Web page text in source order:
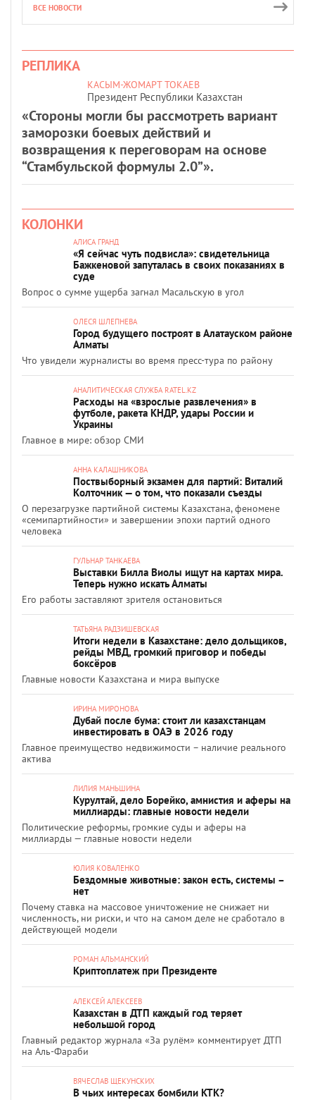
ВСЕ НОВОСТИ
РЕПЛИКА
КАСЫМ-ЖОМАРТ ТОКАЕВ
Президент Республики Казахстан
«Стороны могли бы рассмотреть вариант
заморозки боевых действий и
возвращения к переговорам на основе
“Стамбульской формулы 2.0”».
КОЛОНКИ
АЛИСА ГРАНД
«Я сейчас чуть подвисла»: свидетельница
Бажкеновой запуталась в своих показаниях в
суде
Вопрос о сумме ущерба загнал Масальскую в угол
ОЛЕСЯ ШЛЕПНЕВА
Город будущего построят в Алатауском районе
Алматы
Что увидели журналисты во время пресс-тура по району
АНАЛИТИЧЕСКАЯ СЛУЖБА RATEL.KZ
Расходы на «взрослые развлечения» в
футболе, ракета КНДР, удары России и
Украины
Главное в мире: обзор СМИ
АННА КАЛАШНИКОВА
Поствыборный экзамен для партий: Виталий
Колточник — о том, что показали съезды
О перезагрузке партийной системы Казахстана, феномене
«семипартийности» и завершении эпохи партий одного
человека
ГУЛЬНАР ТАНКАЕВА
Выставки Билла Виолы ищут на картах мира.
Теперь нужно искать Алматы
Его работы заставляют зрителя остановиться
ТАТЬЯНА РАДЗИШЕВСКАЯ
Итоги недели в Казахстане: дело дольщиков,
рейды МВД, громкий приговор и победы
боксёров
Главные новости Казахстана и мира выпуске
ИРИНА МИРОНОВА
Дубай после бума: стоит ли казахстанцам
инвестировать в ОАЭ в 2026 году
Главное преимущество недвижимости – наличие реального
актива
ЛИЛИЯ МАНЬШИНА
Курултай, дело Борейко, амнистия и аферы на
миллиарды: главные новости недели
Политические реформы, громкие суды и аферы на
миллиарды — главные новости недели
ЮЛИЯ КОВАЛЕНКО
Бездомные животные: закон есть, системы –
нет
Почему ставка на массовое уничтожение не снижает ни
численность, ни риски, и что на самом деле не сработало в
действующей модели
РОМАН АЛЬМАНСКИЙ
Криптоплатеж при Президенте
АЛЕКСЕЙ АЛЕКСЕЕВ
Казахстан в ДТП каждый год теряет
небольшой город
Главный редактор журнала «За рулём» комментирует ДТП
на Аль-Фараби
ВЯЧЕСЛАВ ЩЕКУНСКИХ
В чьих интересах бомбили КТК?